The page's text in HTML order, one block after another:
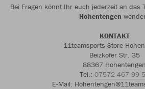
Bei Fragen könnt Ihr euch jederzeit an das
Hohentengen
KONTAKT
11teamsports Store
Beizkofer Str. 35
88367 Hohentengen
Tel.: 07572 467 99
E-Mail: